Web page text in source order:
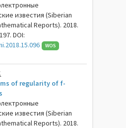
известия (Siberian
Reports). 2018.
DOI:
WOS
of regularity of f-
известия (Siberian
Reports). 2018.